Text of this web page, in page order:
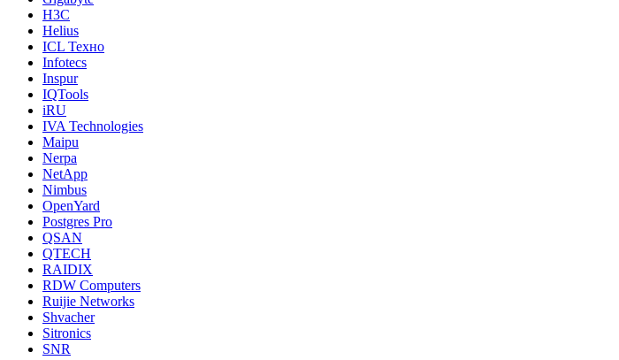
H3C
Helius
ICL Техно
Infotecs
Inspur
IQTools
iRU
IVA Technologies
Maipu
Nerpa
NetApp
Nimbus
OpenYard
Postgres Pro
QSAN
QTECH
RAIDIX
RDW Computers
Ruijie Networks
Shvacher
Sitronics
SNR